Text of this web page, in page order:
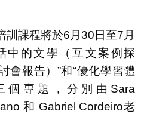
訓課程將於6月30日至7月
中的文學（互文案例探
會報告）”和“優化學習體
個專題，分別由Sara
和 Gabriel Cordeiro老